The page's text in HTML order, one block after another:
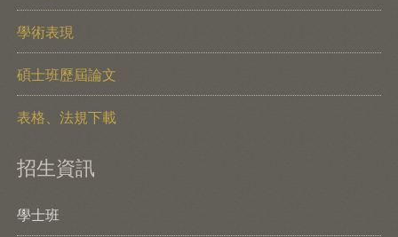
學術表現
碩士班歷屆論文
表格、法規下載
招生資訊
學士班